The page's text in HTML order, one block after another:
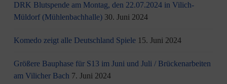
DRK Blutspende am Montag, den 22.07.2024 in Vilich-
Müldorf (Mühlenbachhalle) 30. Juni 2024
Komedo zeigt alle Deutschland Spiele 15. Juni 2024
Größere Bauphase für S13 im Juni und Juli / Brü­cken­ar­bei­ten
am Vi­li­cher Bach 7. Juni 2024